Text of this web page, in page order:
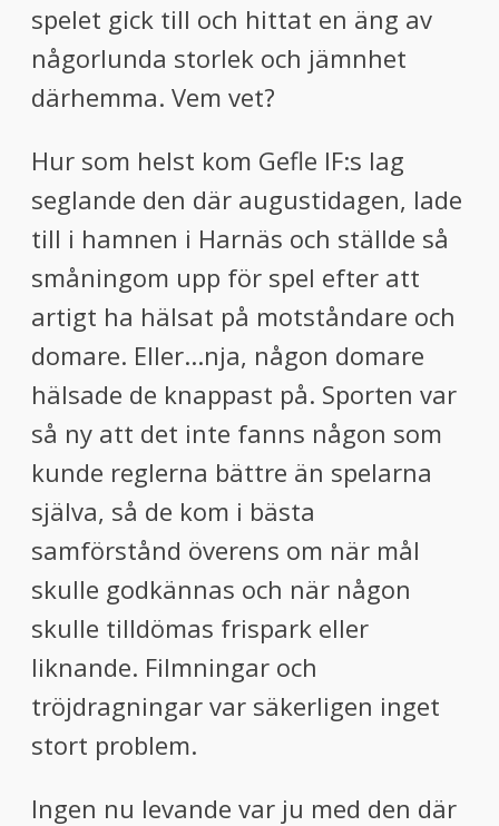
spelet gick till och hittat en äng av
någorlunda storlek och jämnhet
därhemma. Vem vet?
Hur som helst kom Gefle IF:s lag
seglande den där augustidagen, lade
till i hamnen i Harnäs och ställde så
småningom upp för spel efter att
artigt ha hälsat på motståndare och
domare. Eller...nja, någon domare
hälsade de knappast på. Sporten var
så ny att det inte fanns någon som
kunde reglerna bättre än spelarna
själva, så de kom i bästa
samförstånd överens om när mål
skulle godkännas och när någon
skulle tilldömas frispark eller
liknande. Filmningar och
tröjdragningar var säkerligen inget
stort problem.
Ingen nu levande var ju med den där